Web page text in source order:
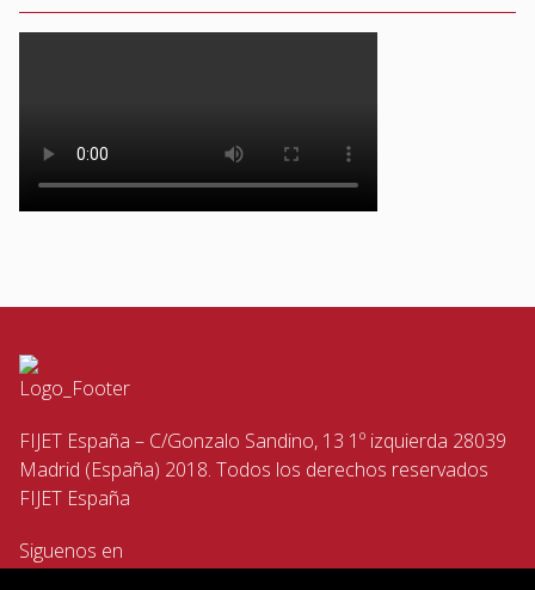
FIJET España – C/Gonzalo Sandino, 13 1º izquierda 28039
Madrid (España) 2018. Todos los derechos reservados
FIJET España
Siguenos en